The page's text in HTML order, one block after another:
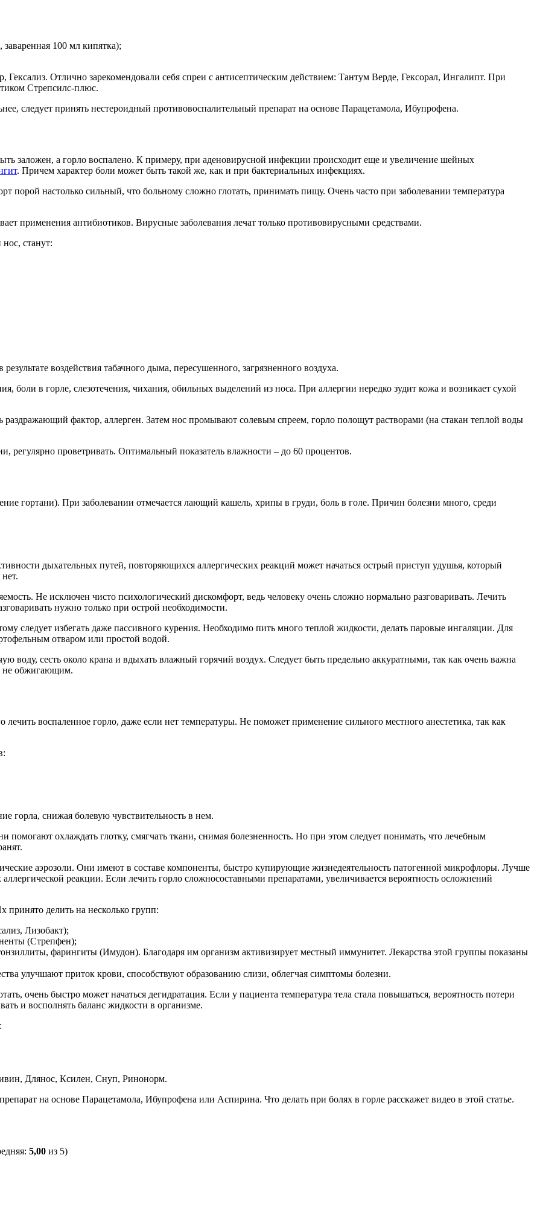
100 мл кипятка);
Гексализ. Отлично зарекомендовали себя спреи с антисептическим действием: Тантум Верде, Гексорал, Ингалипт. При
Стрепсилс-плюс.
следует принять нестероидный противовоспалительный препарат на основе Парацетамола, Ибупрофена.
заложен, а горло воспалено. К примеру, при аденовирусной инфекции происходит еще и увеличение шейных
. Причем характер боли может быть такой же, как и при бактериальных инфекциях.
порой настолько сильный, что больному сложно глотать, принимать пищу. Очень часто при заболевании температура
применения антибиотиков. Вирусные заболевания лечат только противовирусными средствами.
станут:
воздействия табачного дыма, пересушенного, загрязненного воздуха.
боли в горле, слезотечения, чихания, обильных выделений из носа. При аллергии нередко зудит кожа и возникает сухой
фактор, аллерген. Затем нос промывают солевым спреем, горло полощут растворами (на стакан теплой воды
регулярно проветривать. Оптимальный показатель влажности – до 60 процентов.
гортани). При заболевании отмечается лающий кашель, хрипы в груди, боль в голе. Причин болезни много, среди
дыхательных путей, повторяющихся аллергических реакций может начаться острый приступ удушья, который
Не исключен чисто психологический дискомфорт, ведь человеку очень сложно нормально разговаривать. Лечить
нужно только при острой необходимости.
следует избегать даже пассивного курения. Необходимо пить много теплой жидкости, делать паровые ингаляции. Для
отваром или простой водой.
воду, сесть около крана и вдыхать влажный горячий воздух. Следует быть предельно аккуратными, так как очень важна
не обжигающим.
воспаленное горло, даже если нет температуры. Не поможет применение сильного местного анестетика, так как
горла, снижая болевую чувствительность в нем.
охлаждать глотку, смягчать ткани, снимая болезненность. Но при этом следует понимать, что лечебным
аэрозоли. Они имеют в составе компоненты, быстро купирующие жизнедеятельность патогенной микрофлоры. Лучше
реакции. Если лечить горло сложносоставными препаратами, увеличивается вероятность осложнений
принято делить на несколько групп:
Лизобакт);
(Стрепфен);
фарингиты (Имудон). Благодаря им организм активизирует местный иммунитет. Лекарства этой группы показаны
улучшают приток крови, способствуют образованию слизи, облегчая симптомы болезни.
очень быстро может начаться дегидратация. Если у пациента температура тела стала повышаться, вероятность потери
и восполнять баланс жидкости в организме.
Длянос, Ксилен, Снуп, Ринонорм.
на основе Парацетамола, Ибупрофена или Аспирина. Что делать при болях в горле расскажет видео в этой статье.
5,00 из 5)